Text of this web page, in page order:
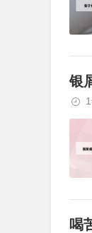
银
喝